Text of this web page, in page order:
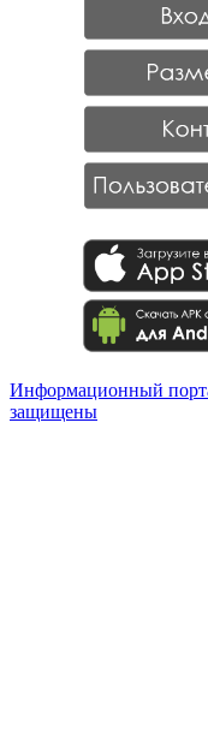
Информационный
защищены